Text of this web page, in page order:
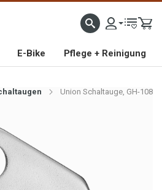
FAHRRAD- UND MOFAERSATZTEILEN SEIT 1993
E-Bike Pflege + Reinigung
Union Schaltauge, GH-108